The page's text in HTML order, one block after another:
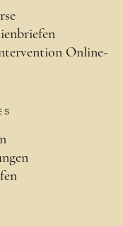
Online-